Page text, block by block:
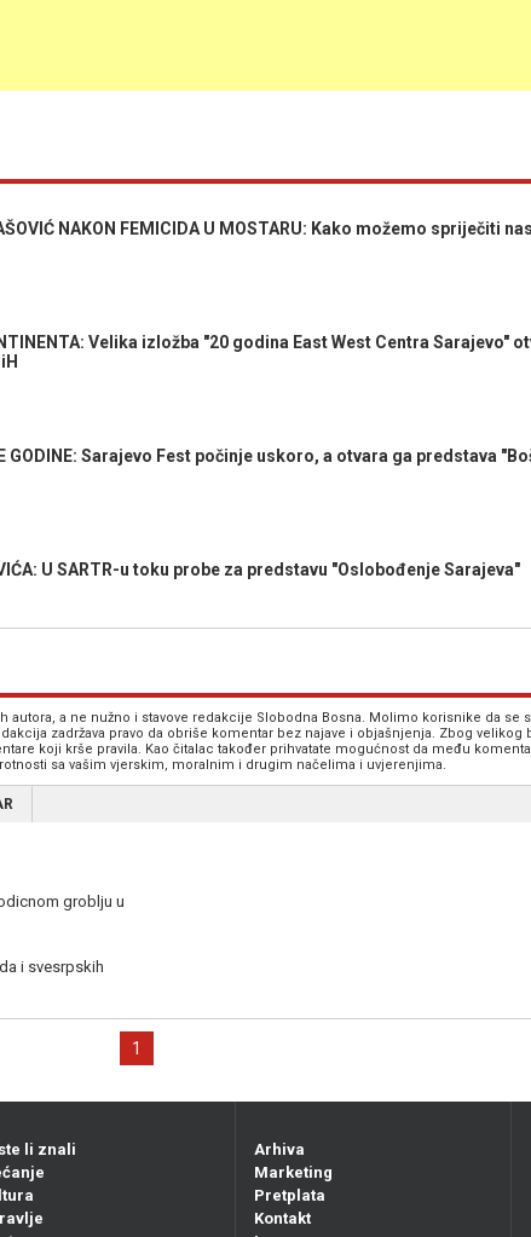
NAKON FEMICIDA U MOSTARU: Kako možemo spriječiti
Velika izložba "20 godina East West Centra Sarajevo"
GODINE: Sarajevo Fest počinje uskoro, a otvara ga predstava
U SARTR-u toku probe za predstavu "Oslobođenje Sarajeva"
autora, a ne nužno i stavove redakcije Slobodna Bosna. Molimo korisnike da se
zadržava pravo da obriše komentar bez najave i objašnjenja. Zbog velikog
koji krše pravila. Kao čitalac također prihvatate mogućnost da među
sa vašim vjerskim, moralnim i drugim načelima i uvjerenjima.
groblju u
i svesrpskih
1
li znali
Arhiva
Marketing
Pretplata
Kontakt